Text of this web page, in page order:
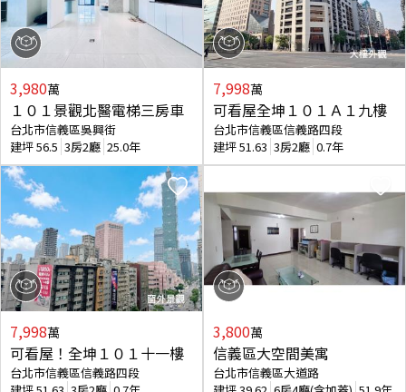
3,980萬
１０１景觀北醫電梯三房車
台北市信義區吳興街
建坪56.5 3房2廳 25.0年
7,998萬
可看屋！全坤１０１十一樓
台北市信義區信義路四段
7,998萬
可看屋全坤１０１Ａ１九樓
台北市信義區信義路四段
建坪51.63 3房2廳 0.7年
3,800萬
信義區大空間美寓
台北市信義區大道路